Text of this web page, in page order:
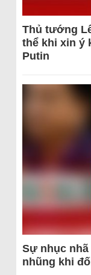
Thủ tướng
thể khi xin ý
Putin
Sự nhục
nhũng khi